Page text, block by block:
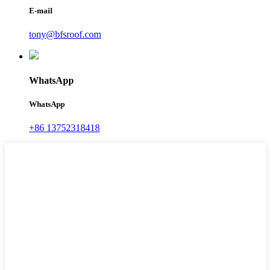
E-mail
tony@bfsroof.com
WhatsApp
WhatsApp
+86 13752318418